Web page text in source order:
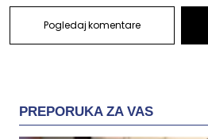
Pogledaj komentare
PREPORUKA ZA VAS